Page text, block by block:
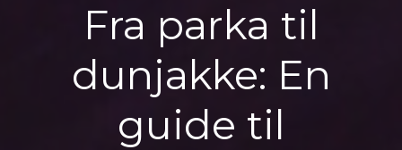
Fra parka til
dunjakke: En
guide til